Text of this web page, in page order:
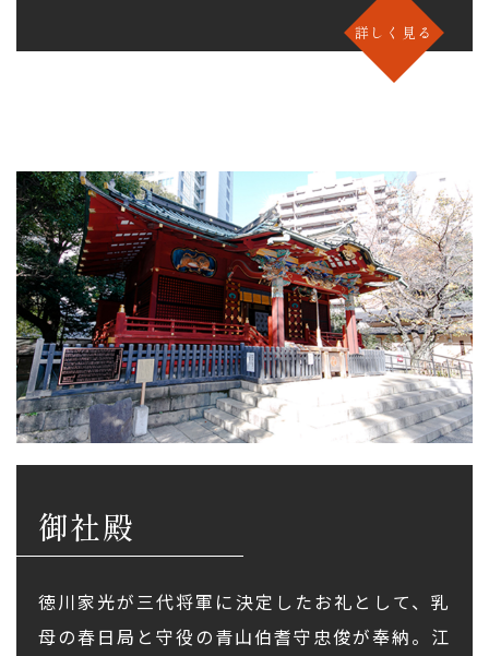
詳しく見る
御社殿
徳川家光が三代将軍に決定したお礼として、乳
母の春日局と守役の青山伯耆守忠俊が奉納。江